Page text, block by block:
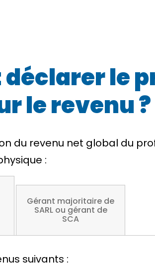
le
le revenu ?
du revenu net global du
:
Gérant majoritaire de
SARL ou gérant de
SCA
suivants :